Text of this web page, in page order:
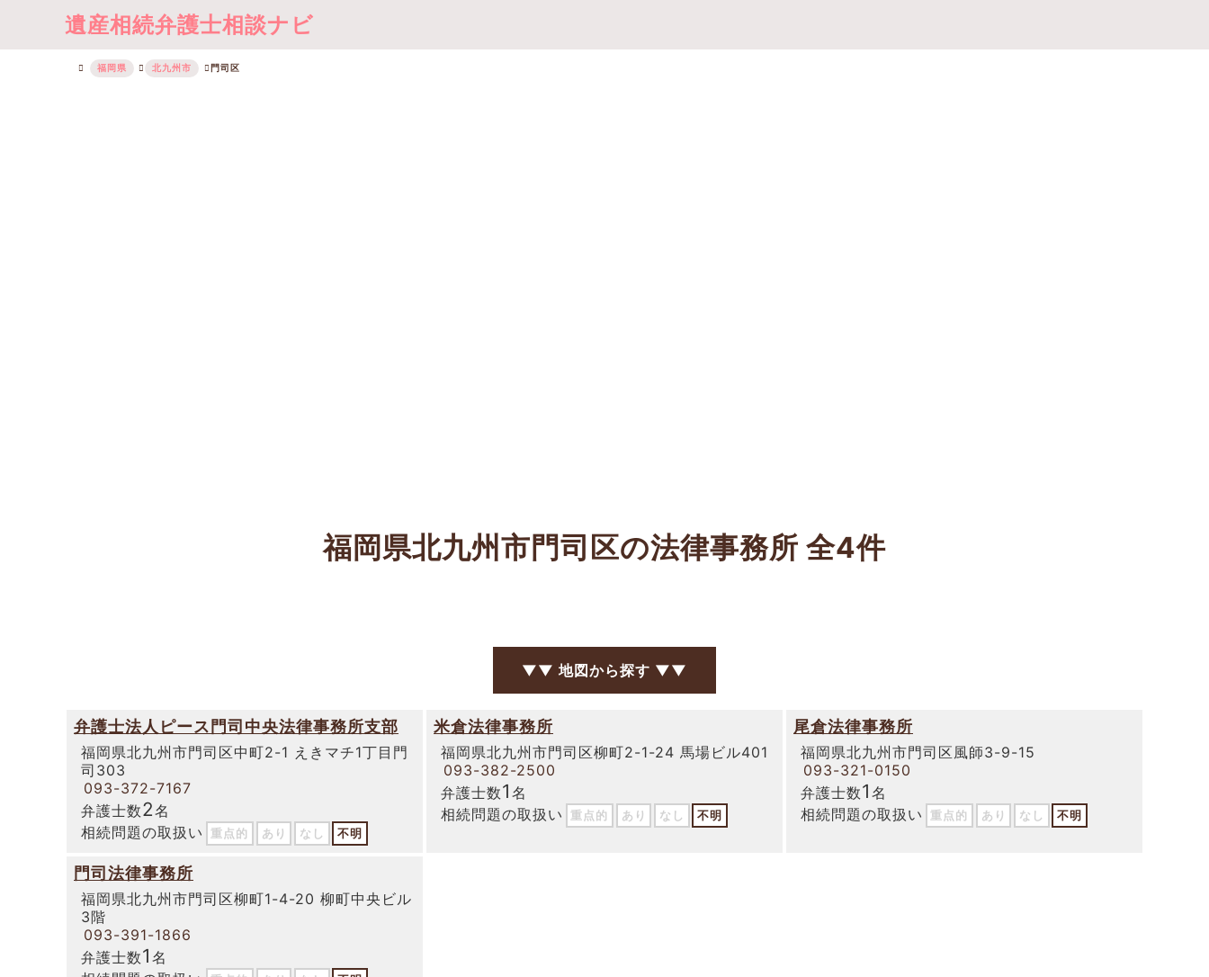
遺産相続弁護士相談ナビ
福岡県 北九州市 門司区
福岡県北九州市門司区の法律事務所 全4件
▼▼ 地図から探す ▼▼
弁護士法人ピース門司中央法律事務所支部
福岡県北九州市門司区中町2-1 えきマチ1丁目門
司303
093-372-7167
弁護士数2名
相続問題の取扱い
重点的 あり なし 不明
米倉法律事務所
福岡県北九州市門司区柳町2-1-24 馬場ビル401
093-382-2500
弁護士数1 名
相続問題の取扱い
重点的 あり なし 不明
尾倉法律事務所
福岡県北九州市門司区風師3-9-15
093-321-0150
弁護士数1 名
相続問題の取扱い
重点的 あり なし 不明
門司法律事務所
福岡県北九州市門司区柳町1-4-20 柳町中央ビル
3階
093-391-1866
弁護士数1 名